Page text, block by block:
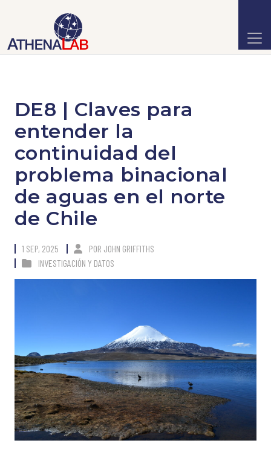
DE8 | Claves para
entender la
continuidad del
problema binacional
de aguas en el norte
de Chile
1 SEP, 2025 POR JOHN GRIFFITHS
INVESTIGACIÓN Y DATOS